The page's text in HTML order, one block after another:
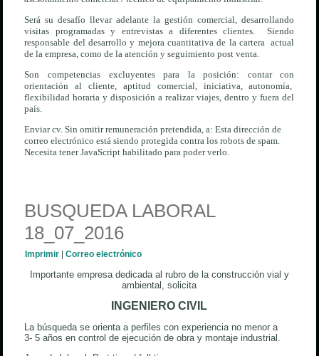
Será su desafío llevar adelante la gestión comercial, desarrollando
visitas programadas y entrevistas a diferentes clientes. Siendo
responsable del desarrollo y mejora cuantitativa de la cartera actual
de la empresa, como de la atención y seguimiento post venta.
Son competencias excluyentes para la posición: contar con
orientación al cliente, aptitud comercial, iniciativa, autonomía,
flexibilidad horaria y disposición a realizar viajes, dentro y fuera del
país.
Enviar cv. Sin omitir remuneración pretendida, a:Esta dirección de
correo electrónico está siendo protegida contra los robots de spam.
Necesita tener JavaScript habilitado para poder verlo.
BUSQUEDA LABORAL
18_07_2016
Imprimir |Correo electrónico
Importante empresa dedicada al rubro de la construcción vial y
ambiental, solicita
INGENIERO CIVIL
La búsqueda se orienta a perfiles con experiencia no menor a
3- 5 años en control de ejecución de obra y montaje industrial.